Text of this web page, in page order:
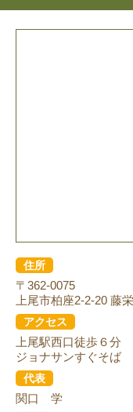
住所
〒362-0075
上尾市柏座2-2-20 藤
アクセス
上尾駅西口徒歩６分
ジョナサンすぐそば
代表
関口 学